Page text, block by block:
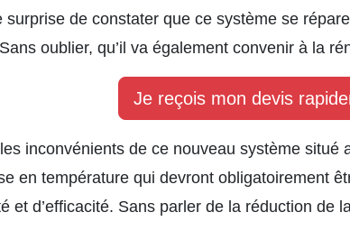
de constater que ce système se
oublier, qu’il va également convenir à la
Je reçois mon devis
inconvénients de ce nouveau système situé
en température qui devront obligatoirement
et d’efficacité. Sans parler de la réduction de